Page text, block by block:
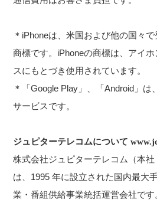
＊iPhoneは、米国および他の国々
商標です。iPhoneの商標は、アイ
スにもとづき使用されています。
＊「Google Play」、「Android」は
サービスです。
ジュピターテレコムについて
株式会社ジュピターテレコム（本社
は、1995 年に設立された国内最大
業・番組供給事業統括運営会社で